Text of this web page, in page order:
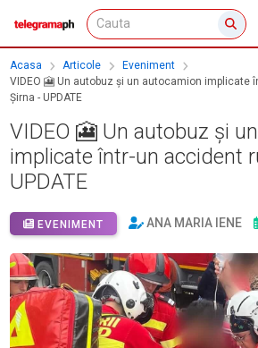
Acasa Articole
Eveniment
VIDEO 🎦 Un autobuz și un autocamion implicate
Șirna - UPDATE
VIDEO 🎦 Un autobuz și
implicate într-un accident
UPDATE
EVENIMENT ANA MARIA IENE